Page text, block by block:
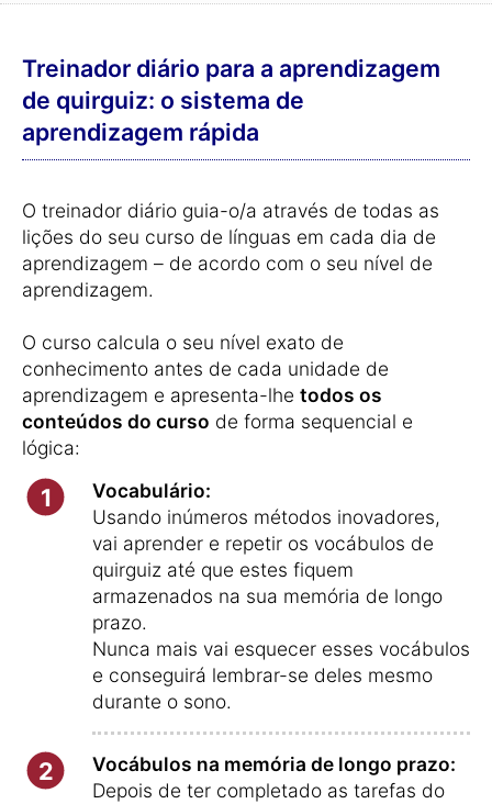
Treinador diário para a aprendizagem
de quirguiz: o sistema de
aprendizagem rápida
O treinador diário guia-o/a através de todas as
lições do seu curso de línguas em cada dia de
aprendizagem – de acordo com o seu nível de
aprendizagem.
O curso calcula o seu nível exato de
conhecimento antes de cada unidade de
aprendizagem e apresenta-lhe todos os
conteúdos do curso de forma sequencial e
lógica:
1
Vocabulário:
Usando inúmeros métodos inovadores,
vai aprender e repetir os vocábulos de
quirguiz até que estes fiquem
armazenados na sua memória de longo
prazo.
Nunca mais vai esquecer esses vocábulos
e conseguirá lembrar-se deles mesmo
durante o sono.
2
Vocábulos na memória de longo prazo:
Depois de ter completado as tarefas do